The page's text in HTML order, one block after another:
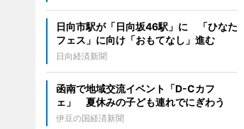
日向市駅が「日向坂46駅」に 「ひなた
フェス」に向け「おもてなし」進む
日向経済新聞
函南で地域交流イベント「D-Cカフ
ェ」 夏休みの子ども連れでにぎわう
伊豆の国経済新聞